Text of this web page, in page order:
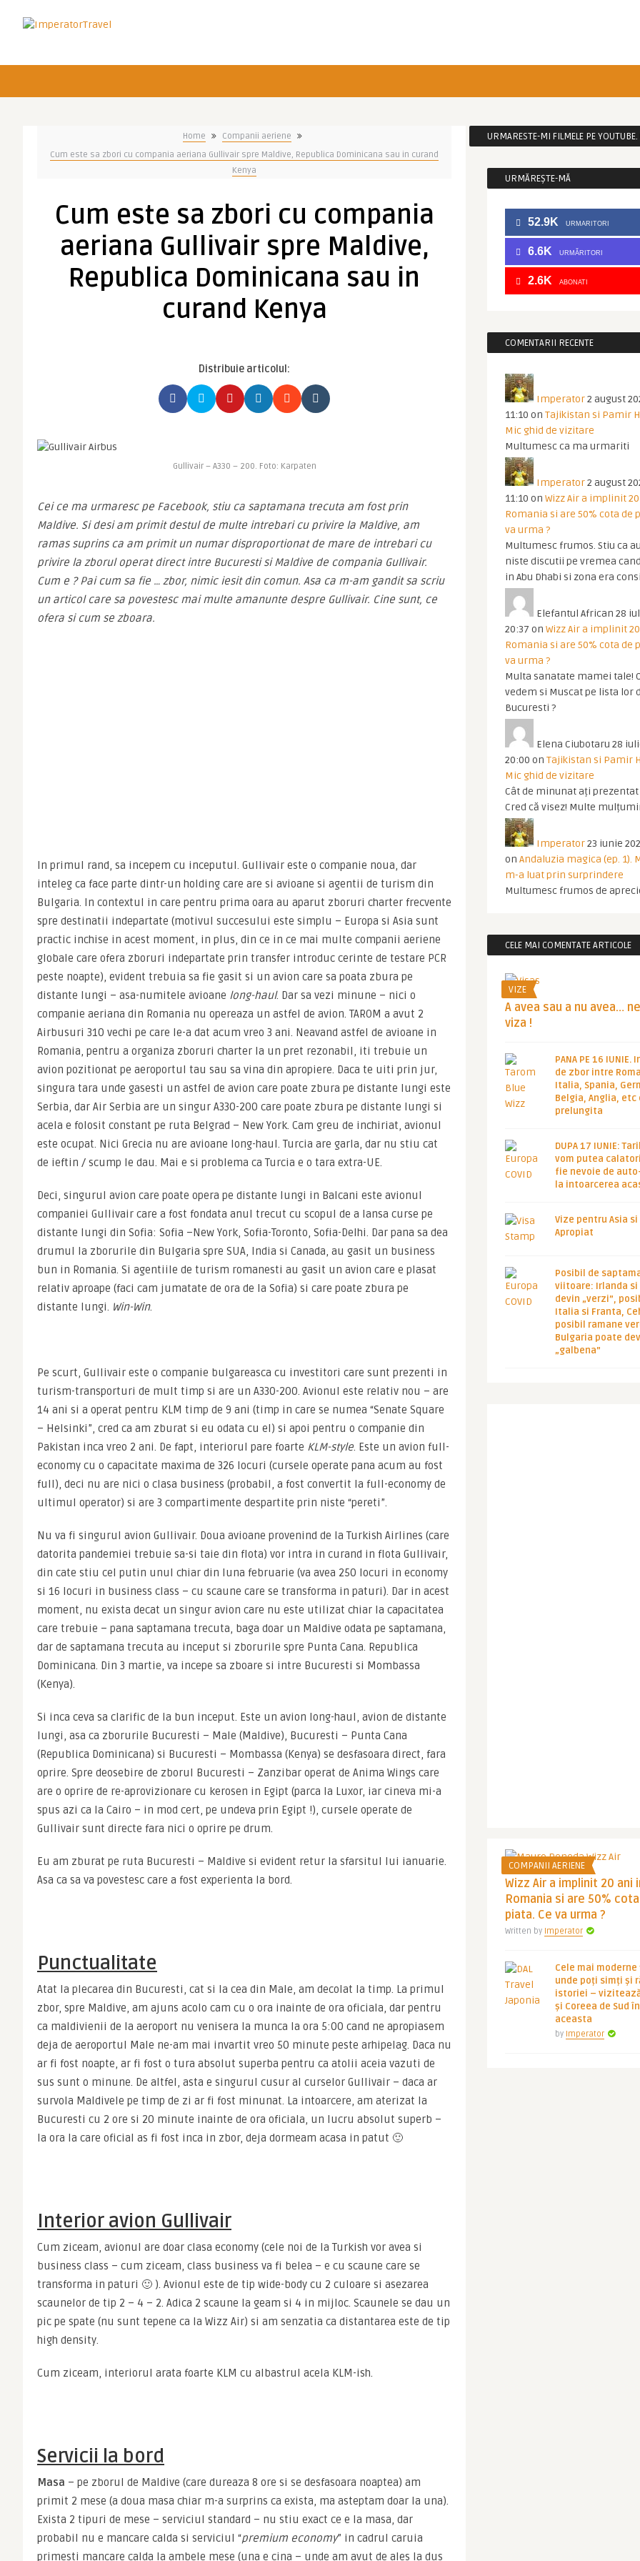
Home
Companii aeriene
Cum este sa zbori cu compania aeriana Gullivair spre Maldive, Republica Dominicana sau in curand
Kenya
Cum este sa zbori cu compania
aeriana Gullivair spre Maldive,
Republica Dominicana sau in
curand Kenya
Distribuie articolul:
Gullivair – A330 – 200. Foto: Karpaten
Cei ce ma urmaresc pe Facebook, stiu ca saptamana trecuta am fost prin
Maldive. Si desi am primit destul de multe intrebari cu privire la Maldive, am
ramas suprins ca am primit un numar disproportionat de mare de intrebari cu
privire la zborul operat direct intre Bucuresti si Maldive de compania Gullivair.
Cum e ? Pai cum sa fie … zbor, nimic iesit din comun. Asa ca m-am gandit sa scriu
un articol care sa povestesc mai multe amanunte despre Gullivair. Cine sunt, ce
ofera si cum se zboara.
In primul rand, sa incepem cu inceputul. Gullivair este o companie noua, dar
inteleg ca face parte dintr-un holding care are si avioane si agentii de turism din
Bulgaria. In contextul in care pentru prima oara au aparut zboruri charter frecvente
spre destinatii indepartate (motivul succesului este simplu – Europa si Asia sunt
practic inchise in acest moment, in plus, din ce in ce mai multe companii aeriene
globale care ofera zboruri indepartate prin transfer introduc cerinte de testare PCR
peste noapte), evident trebuia sa fie gasit si un avion care sa poata zbura pe
distante lungi – asa-numitele avioane long-haul. Dar sa vezi minune – nici o
companie aeriana din Romania nu opereaza un astfel de avion. TAROM a avut 2
Airbusuri 310 vechi pe care le-a dat acum vreo 3 ani. Neavand astfel de avioane in
Romania, pentru a organiza zboruri charter la un pret rezonabil, iti trebuie un
avion pozitionat pe aeroportul tau sau sa vina din apropiere. Daca te uiti prin jur,
singura tara unde gasesti un astfel de avion care poate zbura pe distante lungi este
Serbia, dar Air Serbia are un singur A330-200 care poate zbura pe distante lungi si
acela e folosit constant pe ruta Belgrad – New York. Cam greu de inchiriat, avionul
este ocupat. Nici Grecia nu are avioane long-haul. Turcia are garla, dar nu stiu cat
de ieftin / scump le dau. Mai e si problema ca Turcia e o tara extra-UE.
Deci, singurul avion care poate opera pe distante lungi in Balcani este avionul
companiei Gullivair care a fost fondata anul trecut cu scopul de a lansa curse pe
distante lungi din Sofia: Sofia –New York, Sofia-Toronto, Sofia-Delhi. Dar pana sa dea
drumul la zborurile din Bulgaria spre SUA, India si Canada, au gasit un business
bun in Romania. Si agentiile de turism romanesti au gasit un avion care e plasat
relativ aproape (faci cam jumatate de ora de la Sofia) si care poate zbura pe
distante lungi. Win-Win.
Pe scurt, Gullivair este o companie bulgareasca cu investitori care sunt prezenti in
turism-transporturi de mult timp si are un A330-200. Avionul este relativ nou – are
14 ani si a operat pentru KLM timp de 9 ani (timp in care se numea “Senate Square
– Helsinki”, cred ca am zburat si eu odata cu el) si apoi pentru o companie din
Pakistan inca vreo 2 ani. De fapt, interiorul pare foarte KLM-style. Este un avion full-
economy cu o capacitate maxima de 326 locuri (cursele operate pana acum au fost
full), deci nu are nici o clasa business (probabil, a fost convertit la full-economy de
ultimul operator) si are 3 compartimente despartite prin niste “pereti”.
Nu va fi singurul avion Gullivair. Doua avioane provenind de la Turkish Airlines (care
datorita pandemiei trebuie sa-si taie din flota) vor intra in curand in flota Gullivair,
din cate stiu cel putin unul chiar din luna februarie (va avea 250 locuri in economy
si 16 locuri in business class – cu scaune care se transforma in paturi). Dar in acest
moment, nu exista decat un singur avion care nu este utilizat chiar la capacitatea
care trebuie – pana saptamana trecuta, baga doar un Maldive odata pe saptamana,
dar de saptamana trecuta au inceput si zborurile spre Punta Cana. Republica
Dominicana. Din 3 martie, va incepe sa zboare si intre Bucuresti si Mombassa
(Kenya).
Si inca ceva sa clarific de la bun inceput. Este un avion long-haul, avion de distante
lungi, asa ca zborurile Bucuresti – Male (Maldive), Bucuresti – Punta Cana
(Republica Dominicana) si Bucuresti – Mombassa (Kenya) se desfasoara direct, fara
oprire. Spre deosebire de zborul Bucuresti – Zanzibar operat de Anima Wings care
are o oprire de re-aprovizionare cu kerosen in Egipt (parca la Luxor, iar cineva mi-a
spus azi ca la Cairo – in mod cert, pe undeva prin Egipt !), cursele operate de
Gullivair sunt directe fara nici o oprire pe drum.
Eu am zburat pe ruta Bucuresti – Maldive si evident retur la sfarsitul lui ianuarie.
Asa ca sa va povestesc care a fost experienta la bord.
Punctualitate
Atat la plecarea din Bucuresti, cat si la cea din Male, am decolat la timp. La primul
zbor, spre Maldive, am ajuns acolo cam cu o ora inainte de ora oficiala, dar pentru
ca maldivienii de la aeroport nu venisera la munca la ora 5:00 cand ne apropiasem
deja de aeroportul Male ne-am mai invartit vreo 50 minute peste arhipelag. Daca nu
ar fi fost noapte, ar fi fost o tura absolut superba pentru ca atolii aceia vazuti de
sus sunt o minune. De altfel, asta e singurul cusur al curselor Gullivair – daca ar
survola Maldivele pe timp de zi ar fi fost minunat. La intoarcere, am aterizat la
Bucuresti cu 2 ore si 20 minute inainte de ora oficiala, un lucru absolut superb –
la ora la care oficial as fi fost inca in zbor, deja dormeam acasa in patut 🙂
Interior avion Gullivair
Cum ziceam, avionul are doar clasa economy (cele noi de la Turkish vor avea si
business class – cum ziceam, class business va fi belea – e cu scaune care se
transforma in paturi 🙂 ). Avionul este de tip wide-body cu 2 culoare si asezarea
scaunelor de tip 2 – 4 – 2. Adica 2 scaune la geam si 4 in mijloc. Scaunele se dau un
pic pe spate (nu sunt tepene ca la Wizz Air) si am senzatia ca distantarea este de tip
high density.
Cum ziceam, interiorul arata foarte KLM cu albastrul acela KLM-ish.
Servicii la bord
Masa – pe zborul de Maldive (care dureaza 8 ore si se desfasoara noaptea) am
primit 2 mese (a doua masa chiar m-a surprins ca exista, ma asteptam doar la una).
Exista 2 tipuri de mese – serviciul standard – nu stiu exact ce e la masa, dar
probabil nu e mancare calda si serviciul “premium economy” in cadrul caruia
primesti mancare calda la ambele mese (una e cina – unde am avut de ales la dus
URMARESTE-MI FILMELE PE YOUTUBE.
URMĂREȘTE-MĂ
52.9K URMARITORI
6.6K URMĂRITORI
2.6K ABONATI
COMENTARII RECENTE
Imperator2 august
11:10 on Tajikistan si Pamir
Mic ghid de vizitare
Multumesc ca ma urmariti
Imperator2 august
11:10 on Wizz Air a implinit
Romania si are 50% cota de
va urma ?
Multumesc frumos. Stiu ca
niste discutii pe vremea
in Abu Dhabi si zona era
Elefantul African 28
20:37 on Wizz Air a implinit
Romania si are 50% cota de
va urma ?
Multa sanatate mamei tale!
vedem si Muscat pe lista lor
Bucuresti ?
Elena Ciubotaru 28
20:00 on Tajikistan si Pamir
Mic ghid de vizitare
Cât de minunat ați prezentat
Cred că visez! Multe
Imperator23 iunie
on Andaluzia magica (ep. 1).
m-a luat prin surprindere
Multumesc frumos de
CELE MAI COMENTATE ARTICOLE
VIZE
A avea sau a nu avea…
viza !
PANA PE 16
de zbor intre
Italia, Spania,
Belgia, Anglia, etc
prelungita
DUPA 17 IUNIE:
vom putea
fie nevoie de
la intoarcerea
Vize pentru Asia si
Apropiat
Posibil de
viitoare: Irlanda si
devin „verzi”,
Italia si Franta,
posibil ramane
Bulgaria poate
„galbena”
COMPANII AERIENE
Wizz Air a implinit 20 ani
Romania si are 50%
piata. Ce va urma ?
Written by Imperator
Cele mai
unde poți simți și
istoriei –
și Coreea de Sud
aceasta
by Imperator